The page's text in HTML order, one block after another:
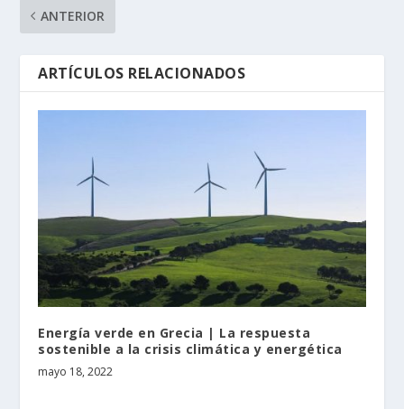
ANTERIOR
ARTÍCULOS RELACIONADOS
Energía verde en Grecia | La respuesta
sostenible a la crisis climática y energética
mayo 18, 2022